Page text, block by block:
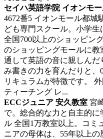
セイハ英語学院 イオンモ
4672番5 イオンモール都城
ども専門スクール。小学
全国700以上のショッピン
のショッピングモールに
通して英語の音に親しん
み書きの力を育んだりと、
リキュラムが特徴です。
ティーチング レ...
ECCジュニア 安久教室 宮
で。総合的な力と自主的
ル 全国1万教室以上。コミ
ニアの母体は、55年以上